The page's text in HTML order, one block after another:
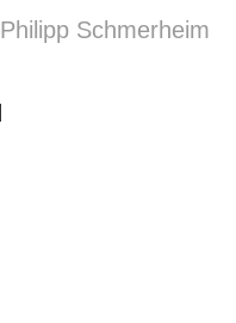
Philipp Schmerheim